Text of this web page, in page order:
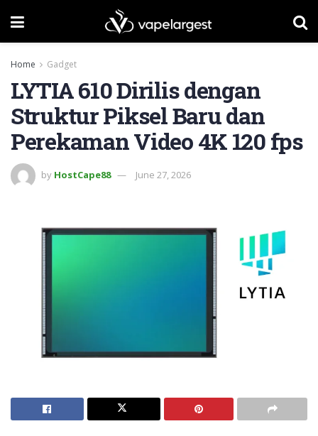
Home Gadget
LYTIA 610 Dirilis dengan
Struktur Piksel Baru dan
Perekaman Video 4K 120 fps
by HostCape88 June 27, 2026